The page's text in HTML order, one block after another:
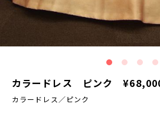
カラードレス ピンク
カラードレス／ピンク